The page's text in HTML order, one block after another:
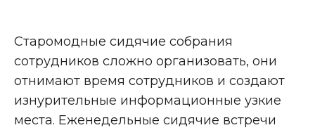
Старомодные сидячие собрания
сотрудников сложно организовать, они
отнимают время сотрудников и создают
изнурительные информационные узкие
места. Еженедельные сидячие встречи